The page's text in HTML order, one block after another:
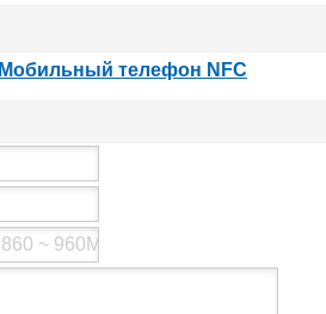
Мобильный телефон NFC